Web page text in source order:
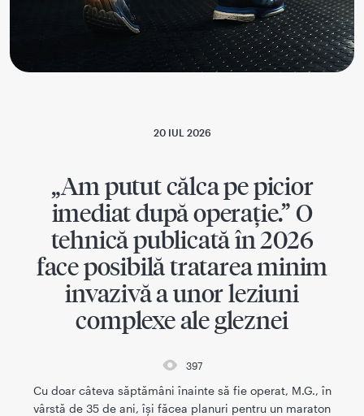
20 IUL 2026
„Am putut călca pe picior
imediat după operație.” O
tehnică publicată în 2026
face posibilă tratarea minim
invazivă a unor leziuni
complexe ale gleznei
397
Cu doar câteva săptămâni înainte să fie operat, M.G., în
vârstă de 35 de ani, își făcea planuri pentru un maraton